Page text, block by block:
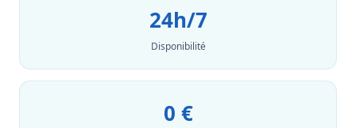
24h/7
Disponibilité
0 €